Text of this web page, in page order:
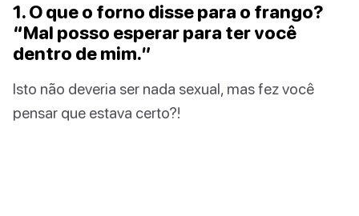
1. O que o forno disse para o frango?
“Mal posso esperar para ter você
dentro de mim.”
Isto não deveria ser nada sexual, mas fez você
pensar que estava certo?!